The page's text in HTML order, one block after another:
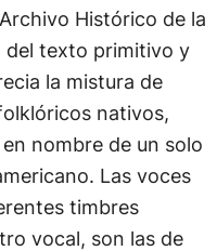
Histórico de la
del texto primitivo y
la mistura de
nativos,
nombre de un solo
Las voces
timbres
vocal, son las de